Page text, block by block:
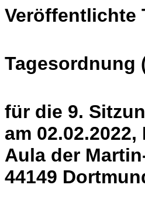
Veröffentlichte
Tagesordnung
für die 9.
am
Aula der
44149